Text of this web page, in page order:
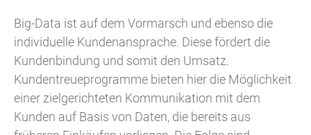
Big-Data ist auf dem Vormarsch und ebenso die
individuelle Kundenansprache. Diese fördert die
Kundenbindung und somit den Umsatz.
Kundentreueprogramme bieten hier die Möglichkeit
einer zielgerichteten Kommunikation mit dem
Kunden auf Basis von Daten, die bereits aus